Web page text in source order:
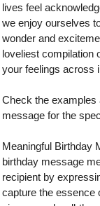
lives feel
we enjoy ourselves
wonder and
loveliest compilation
your feelings across
Check the examples
message for the
Meaningful Birthday
birthday message
recipient by
capture the essence